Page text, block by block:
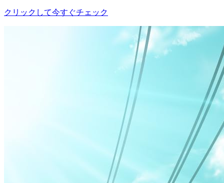
クリックして今すぐチェック